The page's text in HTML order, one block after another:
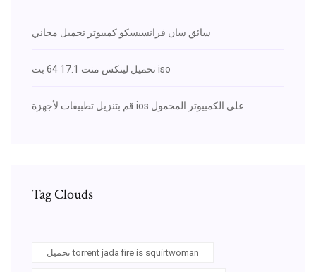
سائق سان فرانسيسكو كمبيوتر تحميل مجاني
تحميل لينكس منت 17.1 64 بت iso
قم بتنزيل تطبيقات لأجهزة ios على الكمبيوتر المحمول
Tag Clouds
تحميل torrent jada fire is squirtwoman